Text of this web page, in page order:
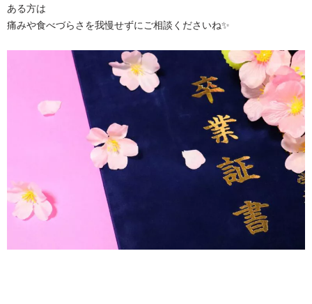
ある方は
痛みや食べづらさを我慢せずにご相談くださいね✨